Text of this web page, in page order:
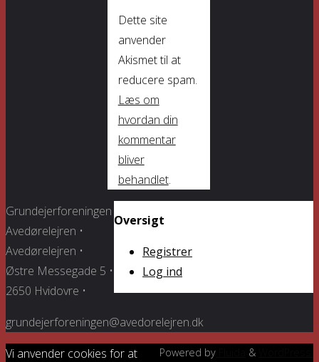
Dette site
anvender
Akismet til at
reducere spam.
Læs om
hvordan din
kommentar
bliver
behandlet.
Oversigt
Registrer
Log ind
Grundejerforeningen
Avedørelejren •
Avedørelejren •
Østre Messegade 5 •
2650 Hvidovre •
grundejerforeningen@avedorelejren.dk
Powered by &
Vi anvender cookies for at